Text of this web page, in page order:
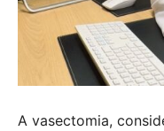
A vasectomia,